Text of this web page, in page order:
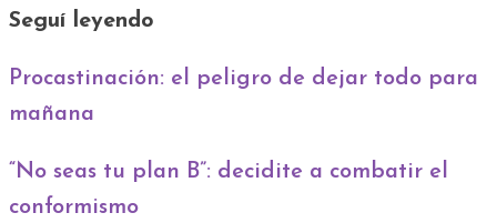
Seguí leyendo
Procastinación: el peligro de dejar todo para
mañana
“No seas tu plan B”: decidite a combatir el
conformismo